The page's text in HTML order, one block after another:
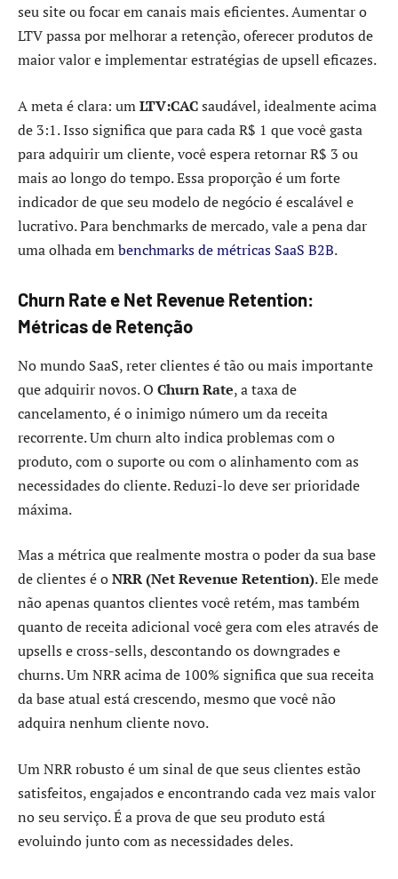
seu site ou focar em canais mais eficientes. Aumentar o
LTV passa por melhorar a retenção, oferecer produtos de
maior valor e implementar estratégias de upsell eficazes.
A meta é clara: umLTV:CACsaudável, idealmente acima
de 3:1. Isso significa que para cada R$ 1 que você gasta
para adquirir um cliente, você espera retornar R$ 3 ou
mais ao longo do tempo. Essa proporção é um forte
indicador de que seu modelo de negócio é escalável e
lucrativo. Para benchmarks de mercado, vale a pena dar
uma olhada embenchmarks de métricas SaaS B2B.
Churn Rate e Net Revenue Retention:
Métricas de Retenção
No mundo SaaS, reter clientes é tão ou mais importante
que adquirir novos. O Churn Rate, a taxa de
cancelamento, é o inimigo número um da receita
recorrente. Um churn alto indica problemas com o
produto, com o suporte ou com o alinhamento com as
necessidades do cliente. Reduzi-lo deve ser prioridade
máxima.
Mas a métrica que realmente mostra o poder da sua base
de clientes é oNRR (Net Revenue Retention). Ele mede
não apenas quantos clientes você retém, mas também
quanto de receita adicional você gera com eles através de
upsells e cross-sells, descontando os downgrades e
churns. Um NRR acima de 100% significa que sua receita
da base atual está crescendo, mesmo que você não
adquira nenhum cliente novo.
Um NRR robusto é um sinal de que seus clientes estão
satisfeitos, engajados e encontrando cada vez mais valor
no seu serviço. É a prova de que seu produto está
evoluindo junto com as necessidades deles.